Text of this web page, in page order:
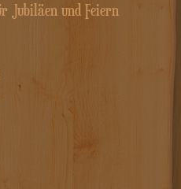
Jubiläen und Feiern